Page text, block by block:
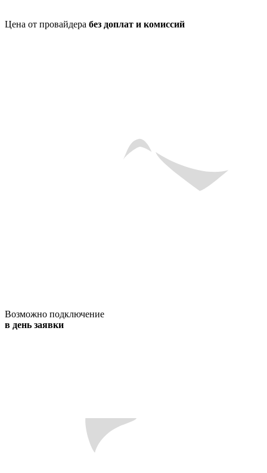
Цена от провайдера без доплат и комиссий
Возможно подключение
в день заявки